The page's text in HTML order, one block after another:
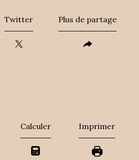
Twitter Plus de partage
Calculer Imprimer